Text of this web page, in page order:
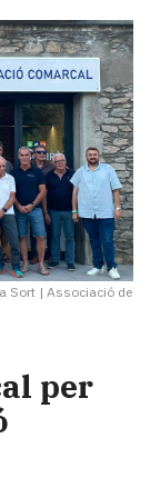
Sort | Associació de
per